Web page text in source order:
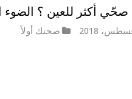
صحّي أكثر للعين ؟ الضوء
صحتك أولاً